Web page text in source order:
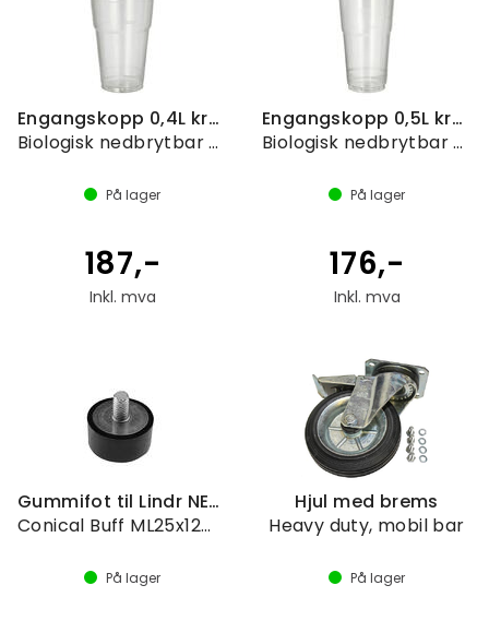
Engangskopp 0,4L krystallklar, 70stk
Biologisk nedbrytbar PLA Plastglass
På lager
187,-
Inkl. mva
Engangskopp 0,5L krystallklar, 60stk
Biologisk nedbrytbar PLA Plastglass
På lager
176,-
Inkl. mva
Gummifot til Lindr NEW modeller
Conical Buff ML25x12mm
På lager
Hjul med brems
Heavy duty, mobil bar
På lager